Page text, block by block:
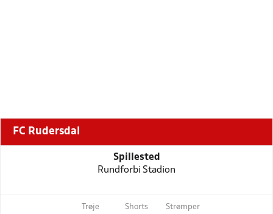
FC Rudersdal
Spillested
Rundforbi Stadion
Trøje Shorts Strømper